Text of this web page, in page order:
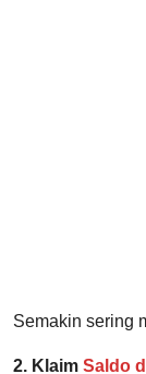
Semakin sering
2. Klaim Saldo